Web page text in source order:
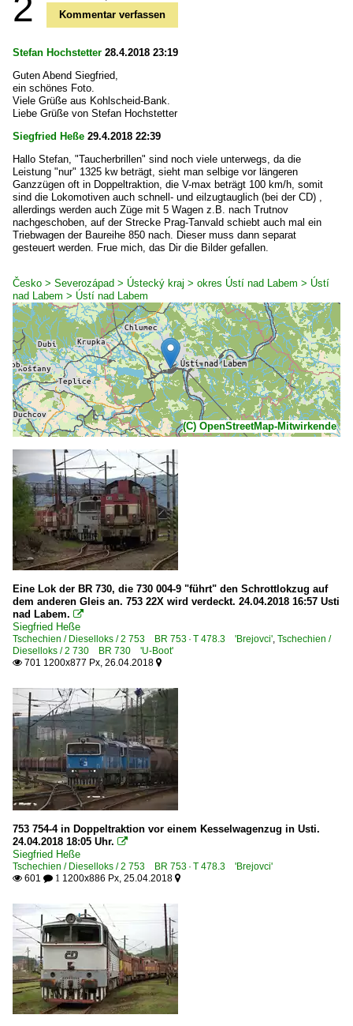
2
Kommentar verfassen
Stefan Hochstetter 28.4.2018 23:19
Guten Abend Siegfried,
ein schönes Foto.
Viele Grüße aus Kohlscheid-Bank.
Liebe Grüße von Stefan Hochstetter
Siegfried Heße 29.4.2018 22:39
Hallo Stefan, "Taucherbrillen" sind noch viele unterwegs, da die
Leistung "nur" 1325 kw beträgt, sieht man selbige vor längeren
Ganzzügen oft in Doppeltraktion, die V-max beträgt 100 km/h, somit
sind die Lokomotiven auch schnell- und eilzugtauglich (bei der CD) ,
allerdings werden auch Züge mit 5 Wagen z.B. nach Trutnov
nachgeschoben, auf der Strecke Prag-Tanvald schiebt auch mal ein
Triebwagen der Baureihe 850 nach. Dieser muss dann separat
gesteuert werden. Frue mich, das Dir die Bilder gefallen.
Česko > Severozápad > Ústecký kraj > okres Ústí nad Labem > Ústí
nad Labem > Ústí nad Labem
(C) OpenStreetMap-Mitwirkende
Eine Lok der BR 730, die 730 004-9 "führt" den Schrottlokzug auf
dem anderen Gleis an. 753 22X wird verdeckt. 24.04.2018 16:57 Usti
nad Labem. 
Siegfried Heße
Tschechien / Dieselloks / 2 753 BR 753 · T 478.3 'Brejovci', Tschechien /
Dieselloks / 2 730 BR 730 'U-Boot'
 701 1200x877 Px, 26.04.2018 
753 754-4 in Doppeltraktion vor einem Kesselwagenzug in Usti.
24.04.2018 18:05 Uhr. 
Siegfried Heße
Tschechien / Dieselloks / 2 753 BR 753 · T 478.3 'Brejovci'
 601  1 1200x886 Px, 25.04.2018 